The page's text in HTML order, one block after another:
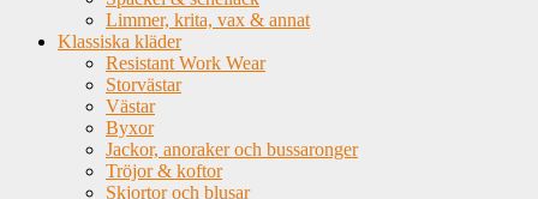
Limmer, krita, vax & annat
Klassiska kläder
Resistant Work Wear
Storvästar
Västar
Byxor
Jackor, anoraker och bussaronger
Tröjor & koftor
Skjortor och blusar